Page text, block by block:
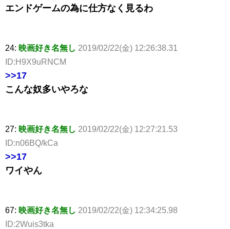
エンドゲームの為に仕方なく見るわ
24: 映画好き名無し 2019/02/22(金) 12:26:38.31
ID:H9X9uRNCM
>>17
こんな奴多いやろな
27: 映画好き名無し 2019/02/22(金) 12:27:21.53
ID:n06BQ/kCa
>>17
ワイやん
67: 映画好き名無し 2019/02/22(金) 12:34:25.98
ID:2Wuis3tka